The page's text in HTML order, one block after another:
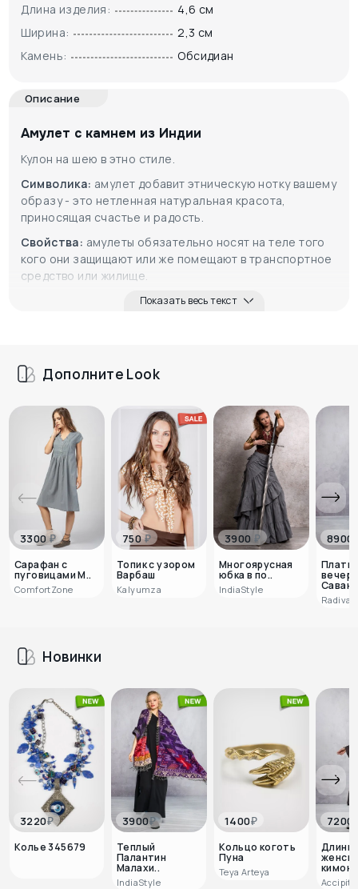
Длина изделия:
4,6 см
Ширина:
2,3 см
Камень:
Обсидиан
Описание
Амулет с камнем из Индии
Кулон на шею в этно стиле.
Символика: амулет добавит этническую нотку вашему
образу - это нетленная натуральная красота,
приносящая счастье и радость.
Свойства: амулеты обязательно носят на теле того
кого они защищают или же помещают в транспортное
средство или жилище.
Показать весь текст
Дополните Look
3300₽
Сарафан с
пуговицами М..
ComfortZone
750₽
Топик с узором
Варбаш
Kalyumza
3900 ₽
Многоярусная
юбка в по..
IndiaStyle
8900
Новинки
3220₽
Колье 345679
3900₽
Теплый
Палантин
Малахи..
IndiaStyle
1400₽
Кольцо коготь
Пуна
Teya Arteya
7200